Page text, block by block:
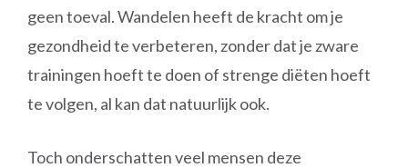
geen toeval. Wandelen heeft de kracht om je
gezondheid te verbeteren, zonder dat je zware
trainingen hoeft te doen of strenge diëten hoeft
te volgen, al kan dat natuurlijk ook.
Toch onderschatten veel mensen deze